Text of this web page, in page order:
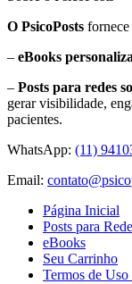
O PsicoPosts
– eBooks
– Posts para redes
gerar visibilidade,
pacientes.
WhatsApp: (11)
Email:
Página Inicial
Posts para
eBooks
Seu Carrinho
Termos de